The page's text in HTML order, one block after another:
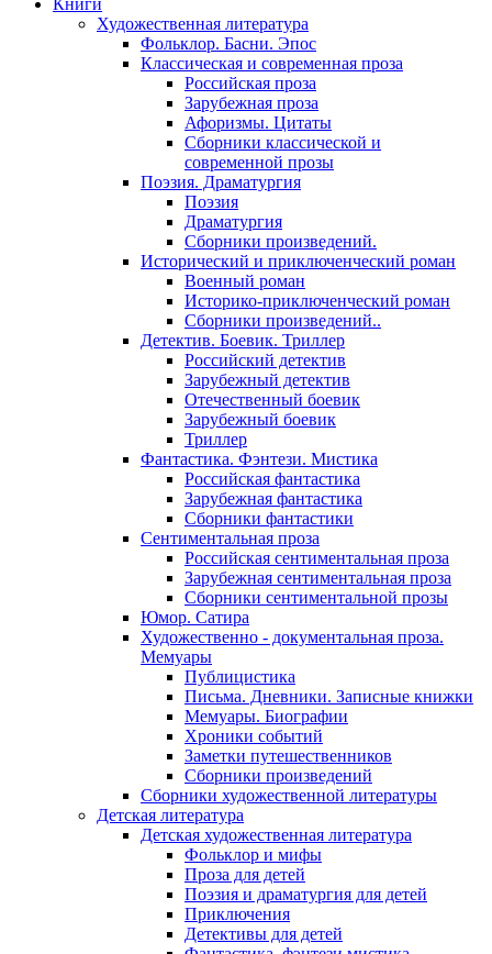
Книги
Художественная литература
Фольклор. Басни. Эпос
Классическая и современная проза
Российская проза
Зарубежная проза
Афоризмы. Цитаты
Сборники классической и
современной прозы
Поэзия. Драматургия
Поэзия
Драматургия
Сборники произведений.
Исторический и приключенческий роман
Военный роман
Историко-приключенческий роман
Сборники произведений..
Детектив. Боевик. Триллер
Российский детектив
Зарубежный детектив
Отечественный боевик
Зарубежный боевик
Триллер
Фантастика. Фэнтези. Мистика
Российская фантастика
Зарубежная фантастика
Сборники фантастики
Сентиментальная проза
Российская сентиментальная проза
Зарубежная сентиментальная проза
Сборники сентиментальной прозы
Юмор. Сатира
Художественно - документальная проза.
Мемуары
Публицистика
Письма. Дневники. Записные книжки
Мемуары. Биографии
Хроники событий
Заметки путешественников
Сборники произведений
Сборники художественной литературы
Детская литература
Детская художественная литература
Фольклор и мифы
Проза для детей
Поэзия и драматургия для детей
Приключения
Детективы для детей